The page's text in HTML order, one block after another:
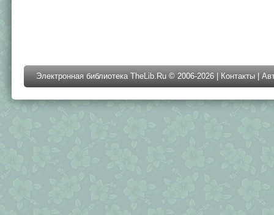
Электронная библиотека TheLib.Ru © 2006-2026 | Контакты |